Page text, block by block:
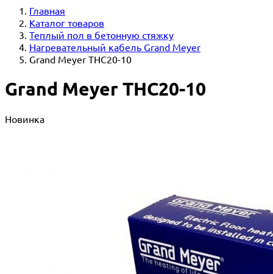
Главная
Каталог товаров
Теплый пол в бетонную стяжку
Нагревательный кабель Grand Meyer
Grand Meyer THC20-10
Grand Meyer THC20-10
Новинка